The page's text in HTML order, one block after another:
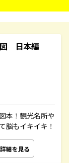
日本編
本！観光名所や
脳もイキイキ！
詳細を見る